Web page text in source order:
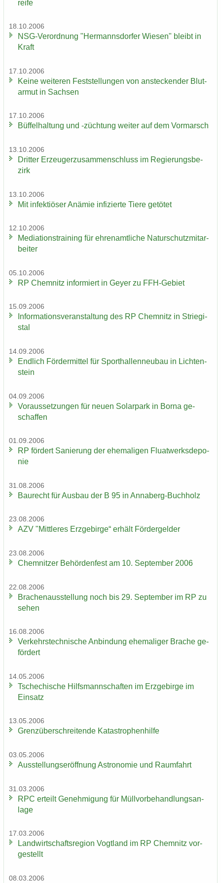
rei­fe
18.10.2006
NSG-​Verordnung "Her­manns­dor­fer Wie­sen" bleibt in
Kraft
17.10.2006
Keine wei­te­ren Fest­stel­lun­gen von an­ste­cken­der Blut­
ar­mut in Sach­sen
17.10.2006
Büf­fel­hal­tung und -​züchtung wei­ter auf dem Vor­marsch
13.10.2006
Drit­ter Er­zeu­ger­zu­sam­men­schluss im Re­gie­rungs­be­
zirk
13.10.2006
Mit in­fek­tiö­ser An­ämie in­fi­zier­te Tiere ge­tö­tet
12.10.2006
Me­dia­ti­ons­trai­ning für eh­ren­amt­li­che Na­tur­schutz­mit­ar­
bei­ter
05.10.2006
RP Chem­nitz in­for­miert in Geyer zu FFH-​Gebiet
15.09.2006
In­for­ma­ti­ons­ver­an­stal­tung des RP Chem­nitz in Strie­gi­
stal
14.09.2006
End­lich För­der­mit­tel für Sport­hal­len­neu­bau in Lich­ten­
stein
04.09.2006
Vor­aus­set­zun­gen für neuen So­lar­park in Borna ge­
schaf­fen
01.09.2006
RP för­dert Sa­nie­rung der ehe­ma­li­gen Fluat­werks­de­po­
nie
31.08.2006
Bau­recht für Aus­bau der B 95 in Annaberg-​Buchholz
23.08.2006
AZV "Mitt­le­res Erz­ge­bir­ge“ er­hält För­der­gel­der
23.08.2006
Chem­nit­zer Be­hör­den­fest am 10. Sep­tem­ber 2006
22.08.2006
Bra­chen­aus­stel­lung noch bis 29. Sep­tem­ber im RP zu
sehen
16.08.2006
Ver­kehrs­tech­ni­sche An­bin­dung ehe­ma­li­ger Bra­che ge­
för­dert
14.05.2006
Tsche­chi­sche Hilfs­mann­schaf­ten im Erz­ge­bir­ge im
Ein­satz
13.05.2006
Grenz­über­schrei­ten­de Ka­ta­stro­phen­hil­fe
03.05.2006
Aus­stel­lungs­er­öff­nung As­tro­no­mie und Raum­fahrt
31.03.2006
RPC er­teilt Ge­neh­mi­gung für Müll­vor­be­hand­lungs­an­
la­ge
17.03.2006
Land­wirt­schafts­re­gi­on Vogt­land im RP Chem­nitz vor­
ge­stellt
08.03.2006